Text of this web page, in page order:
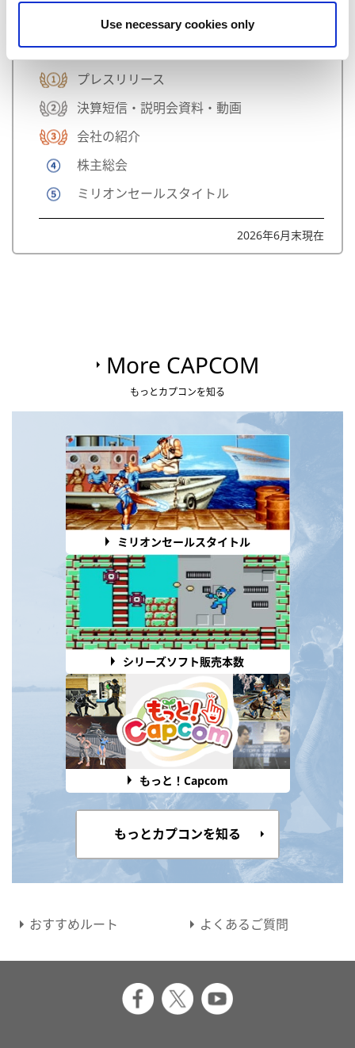
Use necessary cookies only
注目ページTOP5
プレスリリース
決算短信・説明会資料・動画
会社の紹介
株主総会
ミリオンセールスタイトル
2026年6月末現在
More CAPCOM
もっとカプコンを知る
ミリオンセールスタイトル
シリーズソフト販売本数
もっと！Capcom
もっとカプコンを知る
おすすめルート よくあるご質問